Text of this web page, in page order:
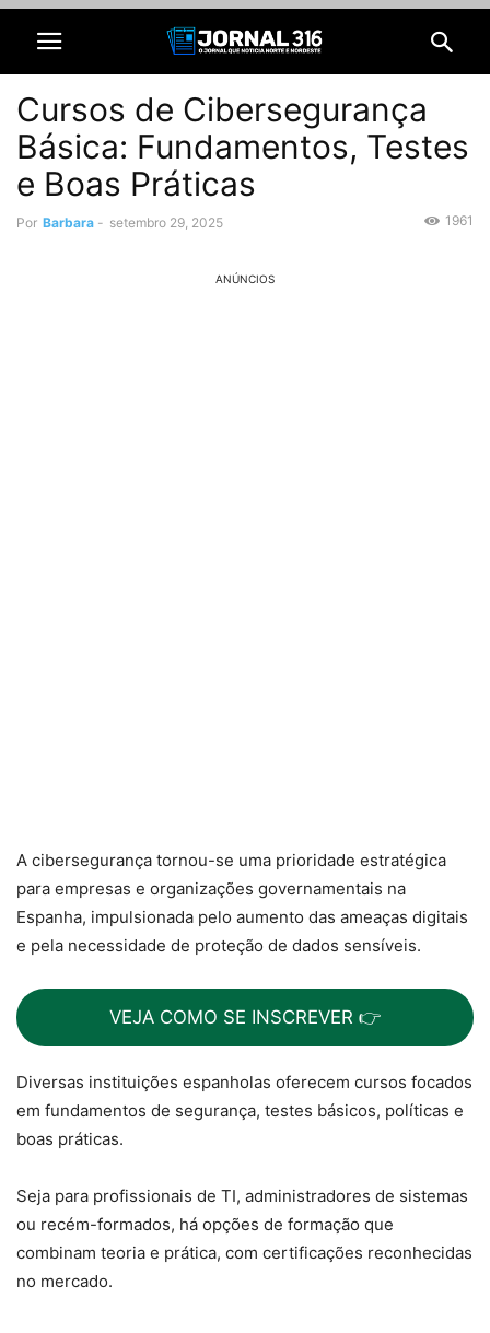
Cursos de Cibersegurança
Básica: Fundamentos, Testes
e Boas Práticas
Por Barbara - setembro 29, 2025 1961
ANÚNCIOS
A cibersegurança tornou-se uma prioridade estratégica
para empresas e organizações governamentais na
Espanha, impulsionada pelo aumento das ameaças digitais
e pela necessidade de proteção de dados sensíveis.
VEJA COMO SE INSCREVER 👉
Diversas instituições espanholas oferecem cursos focados
em fundamentos de segurança, testes básicos, políticas e
boas práticas.
Seja para profissionais de TI, administradores de sistemas
ou recém-formados, há opções de formação que
combinam teoria e prática, com certificações reconhecidas
no mercado.